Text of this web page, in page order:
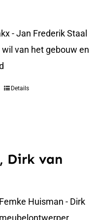
- Jan Frederik Staal
van het gebouw en
Details
Dirk van
Huisman - Dirk